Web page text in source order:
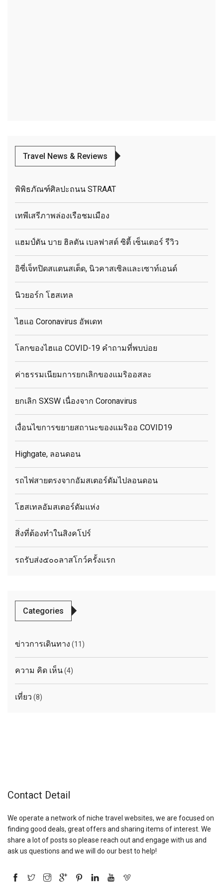
Travel News & Reviews
พิพิธภัณฑ์ศิลปะถนน STRAAT
เทพีเสรีภาพล่องเรือชมเมือง
แฮมป์ตัน บาย ฮิลตัน เบลฟาสต์ ซิตี้ เซ็นเตอร์ รีวิว
อิซี่เจ็ทปิดสแตนสเต็ด, นิวคาสเซิลและเซาท์เอนด์
นิวยอร์ก โฮสเทล
ไฮแอ Coronavirus อัพเดท
โลกของไฮแอ COVID-19 คำถามที่พบบ่อย
ค่าธรรมเนียมการยกเลิกของแมริออสละ
ยกเลิก SXSW เนื่องจาก Coronavirus
เงื่อนไขการขยายสถานะของแมริออ COVID19
Highgate, ลอนดอน
รถไฟสายตรงจากอัมสเตอร์ดัมไปลอนดอน
โฮสเทลอัมสเตอร์ดัมแห่ง
สิ่งที่ต้องทำในสิงคโปร์
รถรับส่ง๕๐๐ลาสโกว์ครั้งแรก
Categories
ข่าวการเดินทาง (11)
ความ คิด เห็น(4)
เที่ยว (8)
Contact Detail
We operate a network of niche travel websites, we are focused on
finding good deals, great offers and sharing items of interest. We
share a lot of posts so please reach out and engage with us and
ask us questions and we will do our best to help!